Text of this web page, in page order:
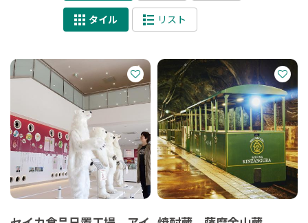
タイル リスト